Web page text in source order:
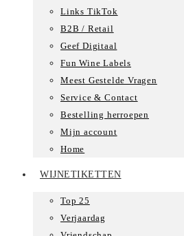
Links TikTok
B2B / Retail
Geef Digitaal
Fun Wine Labels
Meest Gestelde Vragen
Service & Contact
Bestelling herroepen
Mijn account
Home
WIJNETIKETTEN
Top 25
Verjaardag